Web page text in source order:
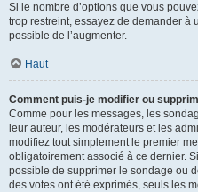
Si le nombre d’options que vous
trop restreint, essayez de demander à
possible de l’augmenter.
Haut
Comment puis-je modifier ou
Comme pour les messages, les
leur auteur, les modérateurs et les
modifiez tout simplement le premier
obligatoirement associé à ce dernier.
possible de supprimer le sondage ou
des votes ont été exprimés, seuls les